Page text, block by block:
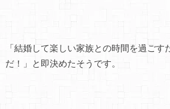
「結婚して楽しい家族との時間を過ごす
だ！」と即決めたそうです。